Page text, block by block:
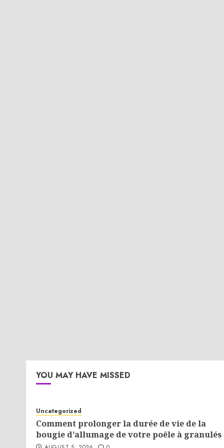
YOU MAY HAVE MISSED
Uncategorized
Comment prolonger la durée de vie de la
bougie d’allumage de votre poêle à granulés